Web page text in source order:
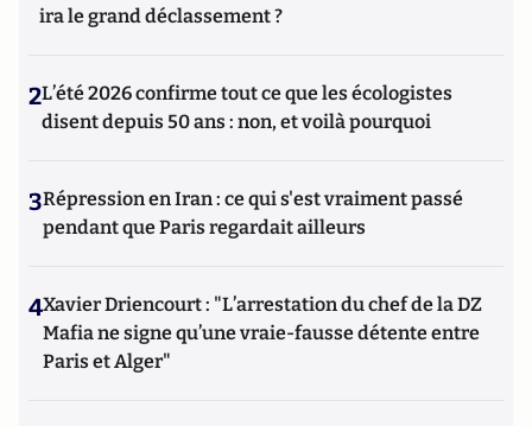
ira le grand déclassement ?
2L’été 2026 confirme tout ce que les écologistes
disent depuis 50 ans : non, et voilà pourquoi
3Répression en Iran : ce qui s'est vraiment passé
pendant que Paris regardait ailleurs
4Xavier Driencourt : "L’arrestation du chef de la DZ
Mafia ne signe qu’une vraie-fausse détente entre
Paris et Alger"